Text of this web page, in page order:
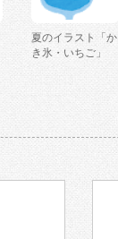
夏のイラスト「か
き氷・いちご」